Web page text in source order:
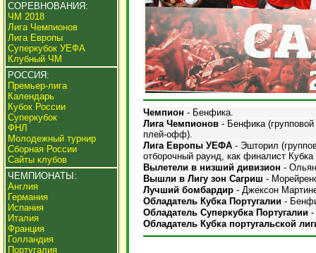
СОРЕВНОВАНИЯ:
ЧМ 2018
Лига Чемпионов
Лига Европы
Суперкубок УЕФА
Клубный ЧМ
РОССИЯ:
Премьер-лига
Календарь
Кубок России
Суперкубок
ФНЛ
Молодежный турнир
Сборная России
Сайты клубов
ЧЕМПИОНАТЫ:
Англия
Германия
Испания
Италия
Франция
Голландия
Португалия
Чемпион - Бенфика.
Лига Чемпионов - Бенфика (групповой
плей-офф).
Лига Европы УЕФА - Эшторил
отборочный раунд, как финалист Кубка
Вылетели в низший дивизион -
Вышли в Лигу зон Сагриш -
Лучший бомбардир - Джексон
Обладатель Кубка Португалии -
Обладатель Суперкубка Португалии -
Обладатель Кубка португальской